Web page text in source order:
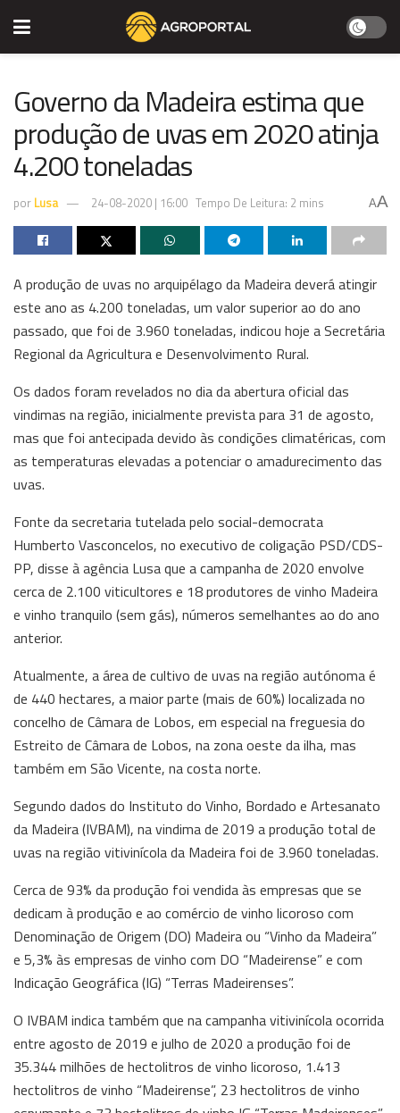
Governo da Madeira estima que
produção de uvas em 2020 atinja
4.200 toneladas
por Lusa 24-08-2020 | 16:00 Tempo De Leitura: 2 mins AA
A produção de uvas no arquipélago da Madeira deverá atingir
este ano as 4.200 toneladas, um valor superior ao do ano
passado, que foi de 3.960 toneladas, indicou hoje a Secretária
Regional da Agricultura e Desenvolvimento Rural.
Os dados foram revelados no dia da abertura oficial das
vindimas na região, inicialmente prevista para 31 de agosto,
mas que foi antecipada devido às condições climatéricas, com
as temperaturas elevadas a potenciar o amadurecimento das
uvas.
Fonte da secretaria tutelada pelo social-democrata
Humberto Vasconcelos, no executivo de coligação PSD/CDS-
PP, disse à agência Lusa que a campanha de 2020 envolve
cerca de 2.100 viticultores e 18 produtores de vinho Madeira
e vinho tranquilo (sem gás), números semelhantes ao do ano
anterior.
Atualmente, a área de cultivo de uvas na região autónoma é
de 440 hectares, a maior parte (mais de 60%) localizada no
concelho de Câmara de Lobos, em especial na freguesia do
Estreito de Câmara de Lobos, na zona oeste da ilha, mas
também em São Vicente, na costa norte.
Segundo dados do Instituto do Vinho, Bordado e Artesanato
da Madeira (IVBAM), na vindima de 2019 a produção total de
uvas na região vitivinícola da Madeira foi de 3.960 toneladas.
Cerca de 93% da produção foi vendida às empresas que se
dedicam à produção e ao comércio de vinho licoroso com
Denominação de Origem (DO) Madeira ou “Vinho da Madeira”
e 5,3% às empresas de vinho com DO “Madeirense” e com
Indicação Geográfica (IG) “Terras Madeirenses”.
O IVBAM indica também que na campanha vitivinícola ocorrida
entre agosto de 2019 e julho de 2020 a produção foi de
35.344 milhões de hectolitros de vinho licoroso, 1.413
hectolitros de vinho “Madeirense”, 23 hectolitros de vinho